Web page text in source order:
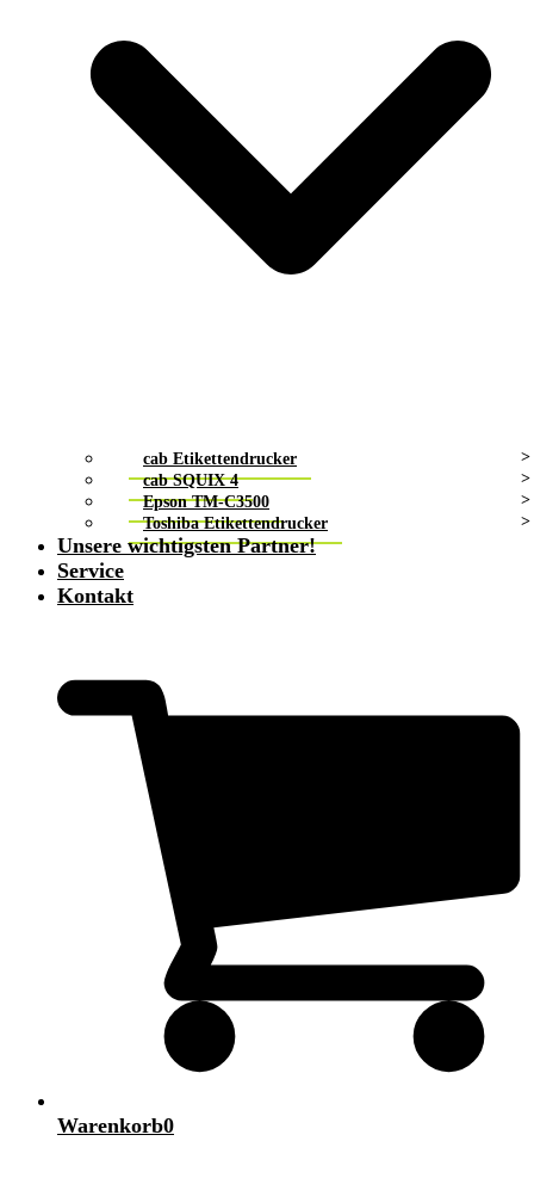
cab Etikettendrucker
cab SQUIX 4
Epson TM-C3500
Toshiba Etikettendrucker
Unsere wichtigsten Partner!
Service
Kontakt
Warenkorb0